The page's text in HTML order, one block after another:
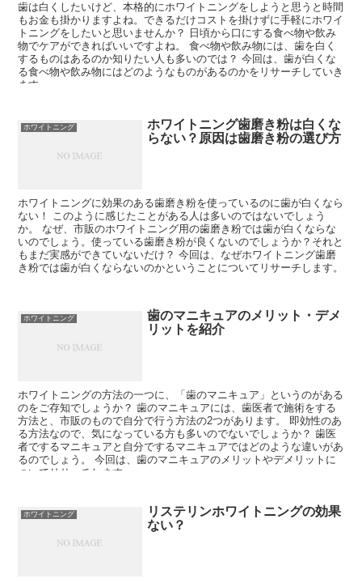
歯は白くしたいけど、本格的にホワイトニングをしようと思うと時間
もお金も掛かりますよね。できるだけコストを掛けずに手軽にホワイ
トニングをしたいと思いませんか？ 日頃から口にする食べ物や飲み
物でケアができればいいですよね。 食べ物や飲み物には、歯を白く
するものはあるのか知りたい人も多いのでは？ 今回は、歯が白くな
る食べ物や飲み物にはどのようなものがあるのかをリサーチしていき
ます。
ホワイトニング
ホワイトニング歯磨き粉は白くな
らない？原因は歯磨き粉の選び方
ホワイトニングに効果のある歯磨き粉を使っているのに歯が白くなら
ない！ このように感じたことがある人は多いのではないでしょう
か。 なぜ、市販のホワイトニング用の歯磨き粉では歯が白くならな
いのでしょう。使っている歯磨き粉が良くないのでしょうか？それと
もまだ実感ができていないだけ？ 今回は、なぜホワイトニング歯磨
き粉では歯が白くならないのかということについてリサーチします。
ホワイトニング
歯のマニキュアのメリット・デメ
リットを紹介
ホワイトニングの方法の一つに、「歯のマニキュア」というのがある
のをご存知でしょうか？ 歯のマニキュアには、歯医者で施術をする
方法と、市販のもので自分で行う方法の2つがあります。 即効性のあ
る方法なので、気になっている方も多いのでないでしょうか？ 歯医
者でするマニキュアと自分でするマニキュアではどのような違いがあ
るのでしょう。 今回は、歯のマニキュアのメリットやデメリットに
ついてリサーチします。
ホワイトニング
リステリンホワイトニングの効果
ない？